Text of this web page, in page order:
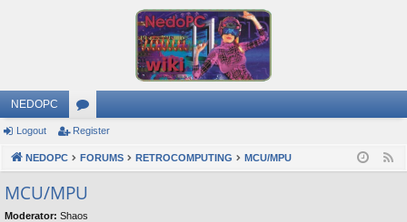
NEDOPC
or
u
m
s
Logout Register
NEDOPC FORUMS RETROCOMPUTING MCU/MPU
MCU/MPU
Moderator: Shaos